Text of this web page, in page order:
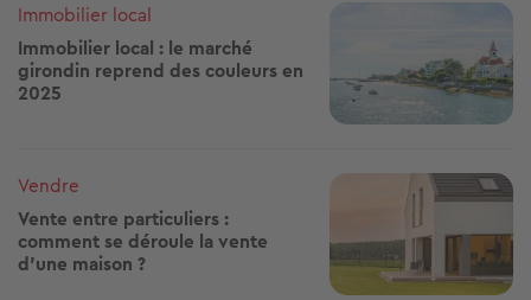
Immobilier local
Immobilier local : le marché
girondin reprend des couleurs en
2025
Vendre
Vente entre particuliers :
comment se déroule la vente
d’une maison ?